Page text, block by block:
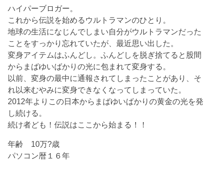
ハイパーブロガー。
これから伝説を始めるウルトラマンのひとり。
地球の生活になじんでしまい自分がウルトラマンだった
ことをすっかり忘れていたが、最近思い出した。
変身アイテムはふんどし。ふんどしを脱ぎ捨てると股間
からまばゆいばかりの光に包まれて変身する。
以前、変身の最中に通報されてしまったことがあり、そ
れ以来むやみに変身できなくなってしまっていた。
2012年よりこの日本からまばゆいばかりの黄金の光を発
し続ける。
続け者ども！伝説はここから始まる！！
年齢 10万?歳
パソコン暦１６年